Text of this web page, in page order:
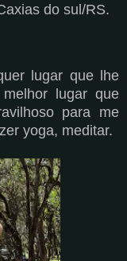
do sul/RS.
lugar que lhe
lugar que
para me
yoga, meditar.